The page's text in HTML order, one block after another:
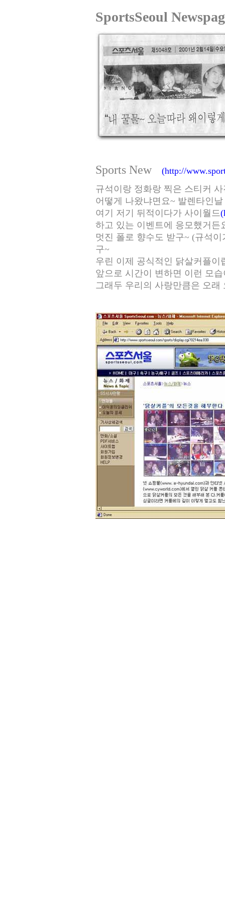
SportsSeoul
Sports New
(http://
규석이랑 정화랑 찍은 스티커
어떻게 나왔냐면요~ 발렌타인
여기 저기 뒤적이다가 사이월드
하고 있는 이벤트에 응모했거든
멋진 폴로 향수도 받구~ (규석
구~
우린 이제 공식적인 닭살커플이
앞으로 시간이 변하면 이런 모
그래두 우리의 사랑만큼은 오